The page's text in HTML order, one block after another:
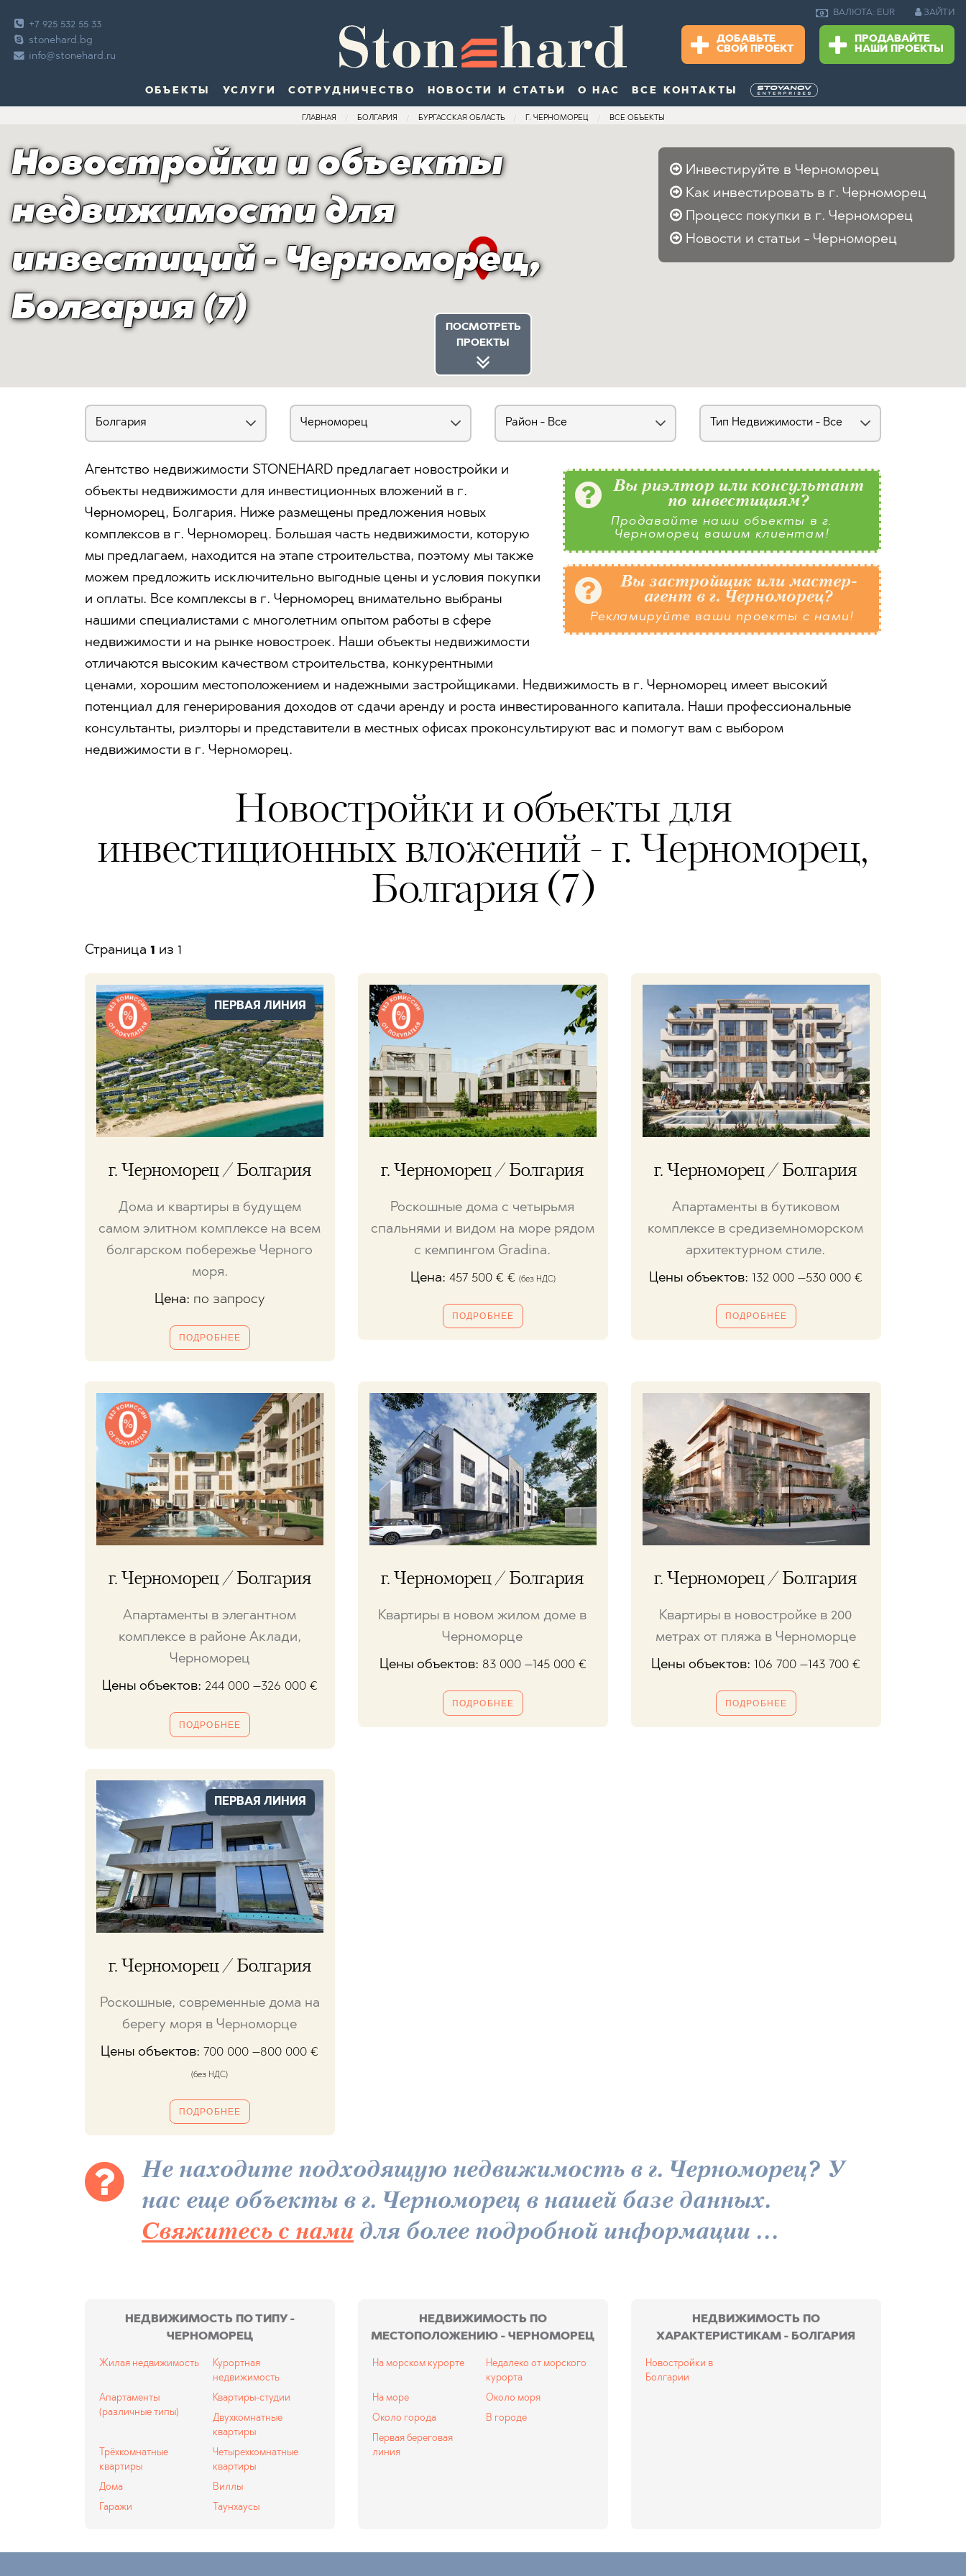
+7 925 532 55 33
stonehard.bg
info@stonehard.ru
ВАЛЮТА: EUR ЗАЙТИ
ДОБАВЬТЕ
СВОЙ ПРОЕКТ
ПРОДАВАЙТЕ
НАШИ ПРОЕКТЫ
ОБЪЕКТЫ УСЛУГИ СОТРУДНИЧЕСТВО НОВОСТИ И СТАТЬИ О НАС ВСЕ КОНТАКТЫ
ГЛАВНАЯ БОЛГАРИЯ БУРГАССКАЯ ОБЛАСТЬ Г. ЧЕРНОМОРЕЦ ВСЕ ОБЪЕКТЫ
Новостройки и объекты
недвижимости для
инвестиций - Черноморец,
Болгария (7)
Инвестируйте в Черноморец
Как инвестировать в г. Черноморец
Процесс покупки в г. Черноморец
Новости и статьи - Черноморец
ПОСМОТРЕТЬ
ПРОЕКТЫ
Вы риэлтор или консультант
по инвестициям?
Продавайте наши объекты в г.
Черноморец вашим клиентам!
Вы застройщик или мастер-
агент в г. Черноморец?
Рекламируйте ваши проекты с нами!
Агентство недвижимости STONEHARD предлагает новостройки и
объекты недвижимости для инвестиционных вложений в г.
Черноморец, Болгария. Ниже размещены предложения новых
комплексов в г. Черноморец. Большая часть недвижимости, которую
мы предлагаем, находится на этапе строительства, поэтому мы также
можем предложить исключительно выгодные цены и условия покупки
и оплаты. Все комплексы в г. Черноморец внимательно выбраны
нашими специалистами с многолетним опытом работы в сфере
недвижимости и на рынке новостроек. Наши объекты недвижимости
отличаются высоким качеством строительства, конкурентными
ценами, хорошим местоположением и надежными застройщиками. Недвижимость в г. Черноморец имеет высокий
потенциал для генерирования доходов от сдачи аренду и роста инвестированного капитала. Наши профессиональные
консультанты, риэлторы и представители в местных офисах проконсультируют вас и помогут вам с выбором
недвижимости в г. Черноморец.
Новостройки и объекты для
инвестиционных вложений - г. Черноморец,
Болгария (7)
Страницa 1 из 1
ПЕРВАЯ ЛИНИЯ
г. Черноморец / Болгария
Дома и квартиры в будущем
самом элитном комплексе на всем
болгарском побережье Черного
моря.
Цена: по запросу
ПОДРОБНЕЕ
г. Черноморец / Болгария
Роскошные дома с четырьмя
спальнями и видом на море рядом
с кемпингом Gradina.
Цена: 457 500 € € (без НДС)
ПОДРОБНЕЕ
г. Черноморец / Болгария
Апартаменты в бутиковом
комплексе в средиземноморском
архитектурном стиле.
Цены объектов: 132 000 –530 000€
ПОДРОБНЕЕ
г. Черноморец / Болгария
Апартаменты в элегантном
комплексе в районе Аклади,
Черноморец
Цены объектов: 244 000 –326 000 €
ПОДРОБНЕЕ
г. Черноморец / Болгария
Квартиры в новом жилом доме в
Черноморце
Цены объектов: 83 000 –145 000 €
ПОДРОБНЕЕ
г. Черноморец / Болгария
Квартиры в новостройке в 200
метрах от пляжа в Черноморце
Цены объектов: 106 700 –143 700€
ПОДРОБНЕЕ
ПЕРВАЯ ЛИНИЯ
г. Черноморец / Болгария
Роскошные, современные дома на
берегу моря в Черноморце
Цены объектов:700 000 –800 000€
(без НДС)
ПОДРОБНЕЕ
Не находите подходящую недвижимость в г. Черноморец? У
нас еще объекты в г. Черноморец в нашей базе данных.
Свяжитесь с нами для более подробной информации ...
НЕДВИЖИМОСТЬ ПО ТИПУ -
ЧЕРНОМОРЕЦ
Жилая недвижимость
Курортная
недвижимость
Апартаменты
(различные типы)
Квартиры-студии
Двухкомнатные
квартиры
Трёхкомнатные
квартиры
Четырехкомнатные
квартиры
Дома Виллы
Гаражи Таунхаусы
НЕДВИЖИМОСТЬ ПО
МЕСТОПОЛОЖЕНИЮ - ЧЕРНОМОРЕЦ
На морском курорте
Недалеко от морского
курорта
На море Около моря
Около города В городе
Первая береговая
линия
НЕДВИЖИМОСТЬ ПО
ХАРАКТЕРИСТИКАМ - БОЛГАРИЯ
Новостройки в
Болгарии